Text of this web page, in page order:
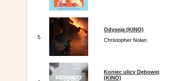
5
Odyseja (KINO)
Christopher Nolan
Koniec ulicy Dębowej
(KINO)